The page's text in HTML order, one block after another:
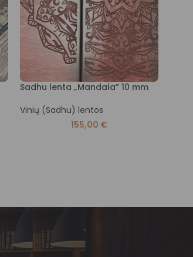
Sadhu lenta „Mandala” 10 mm
Vinių (Sadhu) lentos
155,00 €